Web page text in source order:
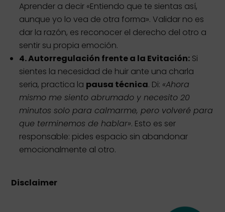
Aprender a decir «Entiendo que te sientas así,
aunque yo lo vea de otra forma». Validar no es
dar la razón, es reconocer el derecho del otro a
sentir su propia emoción.
4. Autorregulación frente a la Evitación: Si
sientes la necesidad de huir ante una charla
seria, practica la pausa técnica. Di: «Ahora
mismo me siento abrumado y necesito 20
minutos solo para calmarme, pero volveré para
que terminemos de hablar». Esto es ser
responsable: pides espacio sin abandonar
emocionalmente al otro.
Disclaimer